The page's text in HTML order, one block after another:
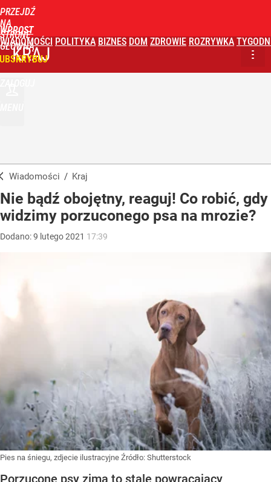
PRZEJDŹ
NA
STRONĘ
GŁÓWNĄ
WPROST
WIADOMOŚCI POLITYKA BIZNES DOM ZDROWIE ROZRYWKA
KRAJ
Wiadomości / Kraj
Nie bądź obojętny, reaguj! Co robić, gdy
widzimy porzuconego psa na mrozie?
Dodano:9 lutego2021 17:39
Pies na śniegu, zdjecie ilustracyjne Źródło: Shutterstock
Porzucone psy zimą to stale powracający